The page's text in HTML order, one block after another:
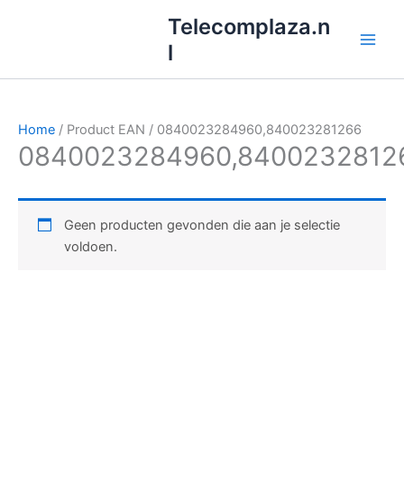
inhoud
Telecomplaza.n
l
Home / Product EAN / 0840023284960,840023281266
Geen producten gevonden die aan je selectie
voldoen.